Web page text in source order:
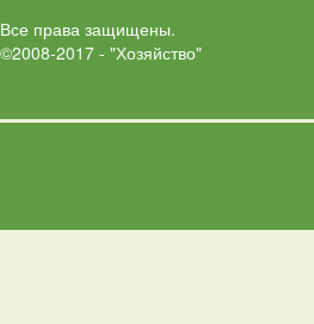
Все права защищены.
©2008-2017 - "Хозяйство"